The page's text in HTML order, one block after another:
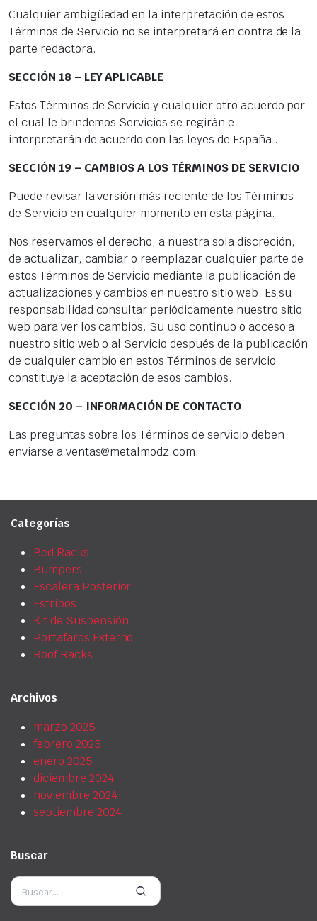
Cualquier ambigüedad en la interpretación de estos
Términos de Servicio no se interpretará en contra de la
parte redactora.
SECCIÓN 18 – LEY APLICABLE
Estos Términos de Servicio y cualquier otro acuerdo por
el cual le brindemos Servicios se regirán e
interpretarán de acuerdo con las leyes de España .
SECCIÓN 19 – CAMBIOS A LOS TÉRMINOS DE SERVICIO
Puede revisar la versión más reciente de los Términos
de Servicio en cualquier momento en esta página.
Nos reservamos el derecho, a nuestra sola discreción,
de actualizar, cambiar o reemplazar cualquier parte de
estos Términos de Servicio mediante la publicación de
actualizaciones y cambios en nuestro sitio web. Es su
responsabilidad consultar periódicamente nuestro sitio
web para ver los cambios. Su uso continuo o acceso a
nuestro sitio web o al Servicio después de la publicación
de cualquier cambio en estos Términos de servicio
constituye la aceptación de esos cambios.
SECCIÓN 20 – INFORMACIÓN DE CONTACTO
Las preguntas sobre los Términos de servicio deben
enviarse a ventas@metalmodz.com.
Categorías
Bed Racks
Bumpers
Escalera Posterior
Estribos
Kit de Suspensión
Portafaros Externo
Roof Racks
Archivos
marzo 2025
febrero 2025
enero 2025
diciembre 2024
noviembre 2024
septiembre 2024
Buscar